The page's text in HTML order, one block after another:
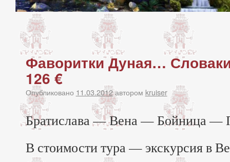
Фаворитки Дуная…
126 €
Опубликовано 11.03.2012автором kruiser
Братислава — Вена — Бойница
В стоимости тура — экскурсия в